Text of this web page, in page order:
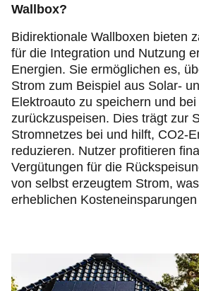
Wallbox?
Bidirektionale Wallboxen bieten
für die Integration und Nutzung
Energien. Sie ermöglichen es,
Strom zum Beispiel aus Solar-
Elektroauto zu speichern und
zurückzuspeisen. Dies trägt zur
Stromnetzes bei und hilft, CO2-
reduzieren. Nutzer profitieren
Vergütungen für die
von selbst erzeugtem Strom,
erheblichen